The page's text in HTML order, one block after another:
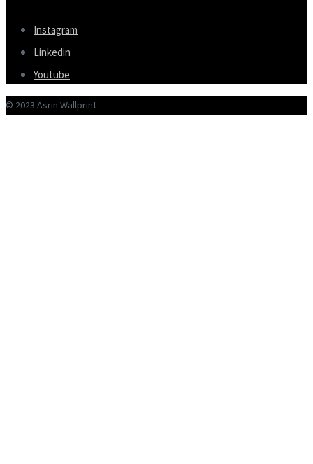
Instagram
Linkedin
Youtube
© 2023 Asrın Wallprint